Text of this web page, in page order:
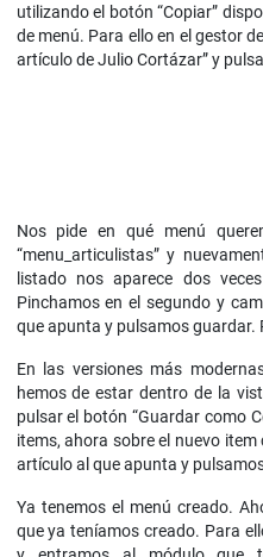
utilizando el botón “Copiar”
de menú. Para ello en el gestor
artículo de Julio Cortázar” y
Nos pide en qué menú
“menu_articulistas” y
listado nos aparece dos
Pinchamos en el segundo y
que apunta y pulsamos guardar.
En las versiones más
hemos de estar dentro de la
pulsar el botón “Guardar como
items, ahora sobre el nuevo
artículo al que apunta y
Ya tenemos el menú creado.
que ya teníamos creado. Para